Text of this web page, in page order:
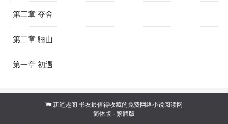
第三章 夺舍
第二章 骊山
第一章 初遇
新笔趣阁 书友最值得收藏的免费网络小说阅读网
简体版 · 繁體版